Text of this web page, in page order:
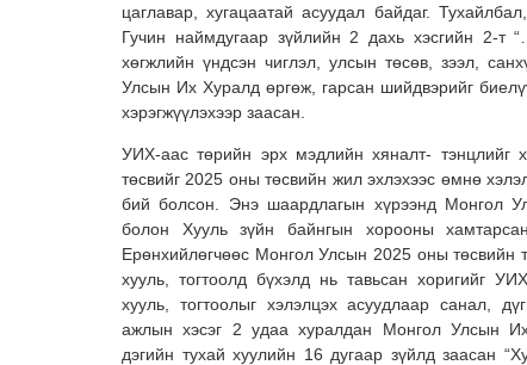
цаглавар, хугацаатай асуудал байдаг.
Гучин наймдугаар зүйлийн 2 дахь хэсгийн 2-т
хөгжлийн үндсэн чиглэл, улсын төсөв, зээл,
Улсын Их Хуралд өргөж, гарсан шийдвэрийг
хэрэгжүүлэхээр заасан.
УИХ-аас төрийн эрх мэдлийн хяналт- тэнцлийг
төсвийг 2025 оны төсвийн жил эхлэхээс өмнө
бий болсон. Энэ шаардлагын хүрээнд Монгол
болон Хууль зүйн байнгын хорооны
Ерөнхийлөгчөөс Монгол Улсын 2025 оны төсвийн
хууль, тогтоолд бүхэлд нь тавьсан хоригийг
хууль, тогтоолыг хэлэлцэх асуудлаар санал,
ажлын хэсэг 2 удаа хуралдан Монгол Улсын
дэгийн тухай хуулийн 16 дугаар зүйлд заасан